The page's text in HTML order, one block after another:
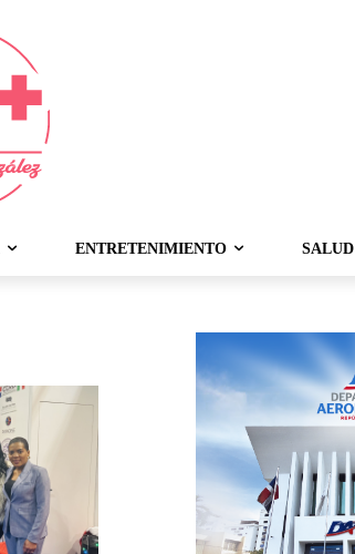
ENTRETENIMIENTO SALUD